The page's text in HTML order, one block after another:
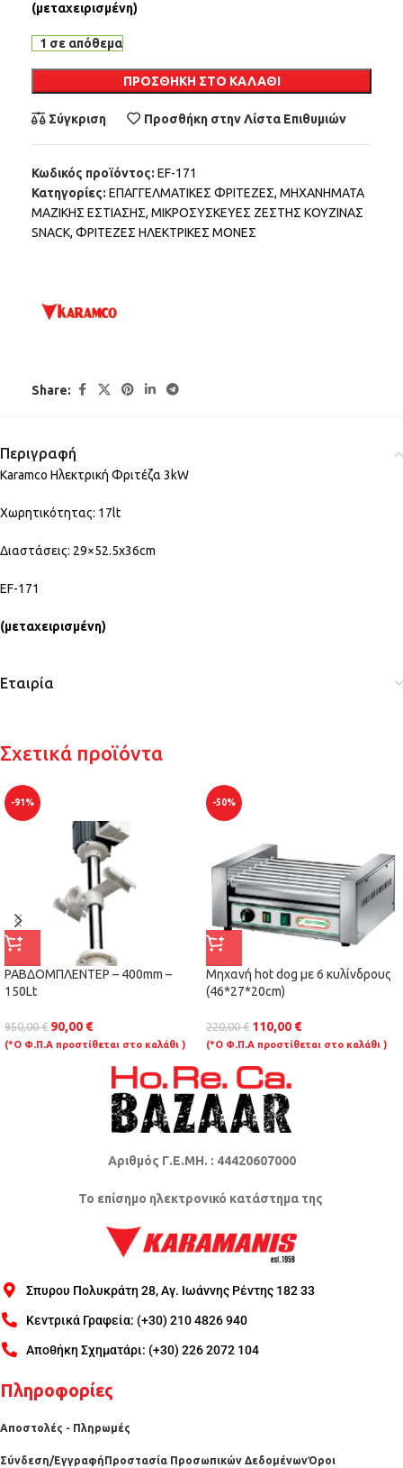
(μεταχειρισμένη)
1 σε απόθεμα
ΠΡΟΣΘΉΚΗ ΣΤΟ ΚΑΛΆΘΙ
Σύγκριση Προσθήκη στην Λίστα Επιθυμιών
Κωδικός προϊόντος: EF-171
Κατηγορίες: ΕΠΑΓΓΕΛΜΑΤΙΚΕΣ ΦΡΙΤΕΖΕΣ, ΜΗΧΑΝΗΜΑΤΑ
ΜΑΖΙΚΗΣ ΕΣΤΙΑΣΗΣ, ΜΙΚΡΟΣΥΣΚΕΥΕΣ ΖΕΣΤΗΣ ΚΟΥΖΙΝΑΣ
SNACK, ΦΡΙΤΕΖΕΣ ΗΛΕΚΤΡΙΚΕΣ ΜΟΝΕΣ
Share:
Περιγραφή
Karamco Ηλεκτρική Φριτέζα 3kW
Χωρητικότητας: 17lt
Διαστάσεις: 29×52.5x36cm
EF-171
(μεταχειρισμένη)
Εταιρία
Σχετικά προϊόντα
-91%
ΡΑΒΔΟΜΠΛΕΝΤΕΡ – 400mm –
150Lt
950,00€ 90,00 €
(*Ο Φ.Π.Α προστίθεται στο καλάθι )
-50%
Μηχανή hot dog με 6 κυλίνδρους
(46*27*20cm)
220,00€ 110,00 €
(*Ο Φ.Π.Α προστίθεται στο καλάθι )
Αριθμός Γ.Ε.ΜΗ. : 44420607000
Το επίσημο ηλεκτρονικό κατάστημα της
Σπυρου Πολυκράτη 28, Αγ. Ιωάννης Ρέντης 182 33
Κεντρικά Γραφεία: (+30) 210 4826 940
Αποθήκη Σχηματάρι: (+30) 226 2072 104
Πληροφορίες
Αποστολές - Πληρωμές
Σύνδεση/ΕγγραφήΠροστασία Προσωπικών ΔεδομένωνΌροι